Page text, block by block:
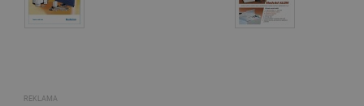
REKLAMA